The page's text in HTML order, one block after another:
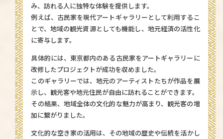
み、訪れる人に独特な体験を提供します。
例えば、古民家を現代アートギャラリーとして利用するこ
とで、地域の観光資源としても機能し、地元経済の活性化
に寄与します。
具体的には、東京都内のある古民家をアートギャラリーに
改修したプロジェクトが成功を収めました。
このギャラリーでは、地元のアーティストたちが作品を展
示し、観光客や地元住民が自由に訪れることができます。
その結果、地域全体の文化的な魅力が高まり、観光客の増
加に繋がりました。
文化的な空き家の活用は、その地域の歴史や伝統を活かし